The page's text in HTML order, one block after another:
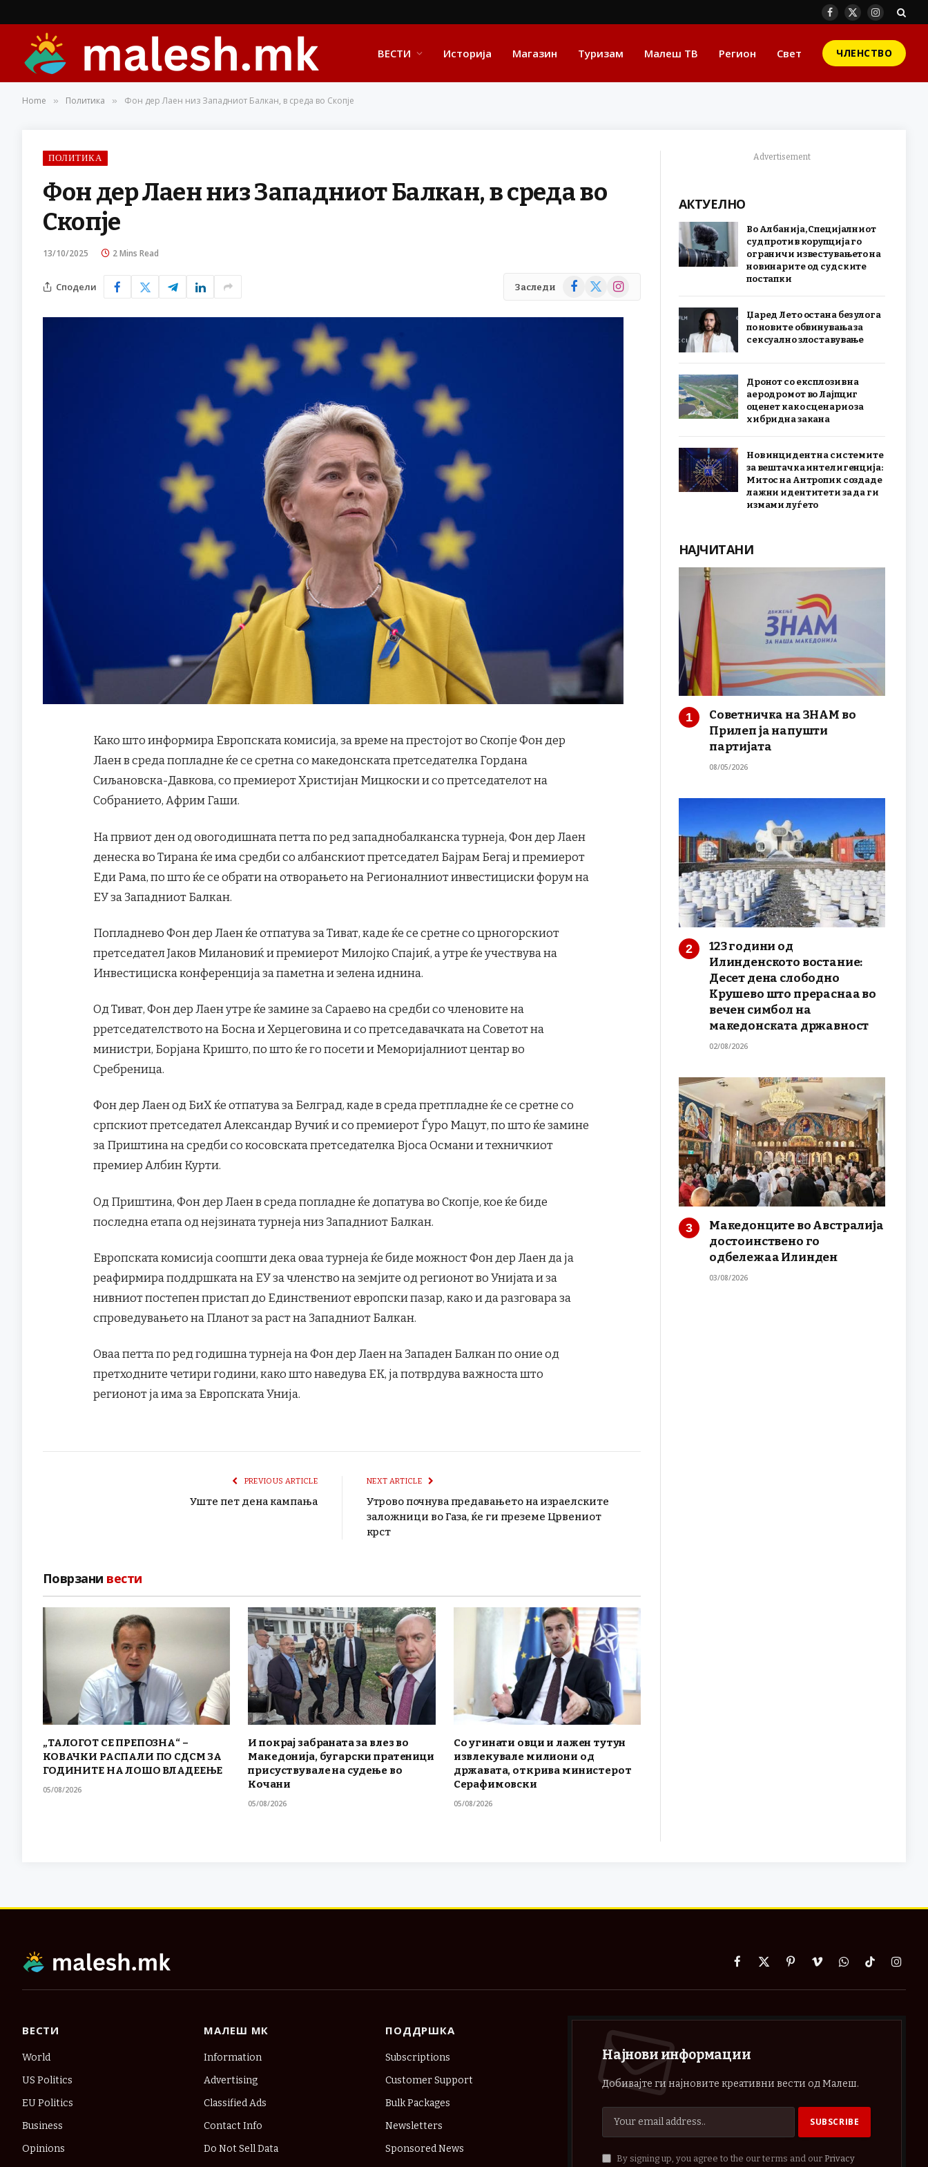
Facebook
X
Instagram
ВЕСТИ Историја Магазин Туризам Малеш ТВ Регион Свет ЧЛЕНСТВО
Home » Политика » Фон дер Лаен низ Западниот Балкан, в среда во Скопје
ПОЛИТИКА
Фон дер Лаен низ Западниот Балкан, в среда во
Скопје
13/10/2025 2 Mins Read
Сподели Заследи Facebook
X
Instagram
Како што информира Европската комисија, за време на престојот во Скопје Фон дер
Лаен в среда попладне ќе се сретна со македонската претседателка Гордана
Сиљановска-Давкова, со премиерот Христијан Мицкоски и со претседателот на
Собранието, Африм Гаши.
На првиот ден од овогодишната петта по ред западнобалканска турнеја, Фон дер Лаен
денеска во Тирана ќе има средби со албанскиот претседател Бајрам Бегај и премиерот
Еди Рама, по што ќе се обрати на отворањето на Регионалниот инвестициски форум на
ЕУ за Западниот Балкан.
Попладнево Фон дер Лаен ќе отпатува за Тиват, каде ќе се сретне со црногорскиот
претседател Јаков Милановиќ и премиерот Милојко Спајиќ, а утре ќе учествува на
Инвестициска конференција за паметна и зелена иднина.
Од Тиват, Фон дер Лаен утре ќе замине за Сараево на средби со членовите на
pретседателството на Босна и Херцеговина и со претседавачката на Советот на
министри, Борјана Кришто, по што ќе го посети и Меморијалниот центар во
Сребреница.
Фон дер Лаен од БиХ ќе отпатува за Белград, каде в среда претпладне ќе се сретне со
српскиот претседател Александар Вучиќ и со премиерот Ѓуро Мацут, по што ќе замине
за Приштина на средби со косовската претседателка Вјоса Османи и техничкиот
премиер Албин Курти.
Од Приштина, Фон дер Лаен в среда попладне ќе допатува во Скопје, кое ќе биде
последна етапа од нејзината турнеја низ Западниот Балкан.
Европската комисија соопшти дека оваа турнеја ќе биде можност Фон дер Лаен да ја
реафирмира поддршката на ЕУ за членство на земјите од регионот во Унијата и за
нивниот постепен пристап до Единствениот европски пазар, како и да разговара за
спроведувањето на Планот за раст на Западниот Балкан.
Оваа петта по ред годишна турнеја на Фон дер Лаен на Западен Балкан по оние од
претходните четири години, како што наведува ЕК, ја потврдува важноста што
регионот ја има за Европската Унија.
PREVIOUS ARTICLE
Уште пет дена кампања
NEXT ARTICLE
Утрово почнува предавањето на израелските
заложници во Газа, ќе ги преземе Црвениот
крст
Поврзани вести
„ТАЛОГОТ СЕ ПРЕПОЗНА“ –
КОВАЧКИ РАСПАЛИ ПО СДСМ ЗА
ГОДИНИТЕ НА ЛОШО ВЛАДЕЕЊЕ
05/08/2026
И покрај забраната за влез во
Македонија, бугарски пратеници
присуствувале на судење во
Кочани
05/08/2026
Со угинати овци и лажен тутун
извлекувале милиони од
државата, открива министерот
Серафимовски
05/08/2026
Advertisement
АКТУЕЛНО
Во Албанија, Специјалниот
суд против корупција го
ограничи известувањето на
новинарите од судските
постапки
Џаред Лето остана без улога
по новите обвинувања за
сексуално злоставување
Дронот со експлозив на
аеродромот во Лајпциг
оценет како сценарио за
хибридна закана
Нов инцидент на системите
за вештачка интелигенција:
Митос на Антропик создаде
лажни идентитети за да ги
измами луѓето
НАЈЧИТАНИ
Советничка на ЗНАМ во
Прилеп ја напушти
партијата
08/05/2026
123 години од
Илинденското востание:
Десет дена слободно
Крушево што прераснаа во
вечен симбол на
македонската државност
02/08/2026
Македонците во Австралија
достоинствено го
одбележаа Илинден
03/08/2026
Facebook
X
PinterestVimeoWhatsApp
TikTok
ВЕСТИ
World
US Politics
EU Politics
Business
Opinions
МАЛЕШ МК
Information
Advertising
Classified Ads
Contact Info
Do Not Sell Data
ПОДДРШКА
Subscriptions
Customer Support
Bulk Packages
Newsletters
Sponsored News
Најнови информации
Добивајте ги најновите креативни вести од Малеш.
By signing up, you agree to the our terms and our Privacy